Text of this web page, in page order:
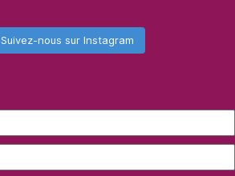
Suivez-nous sur Instagram